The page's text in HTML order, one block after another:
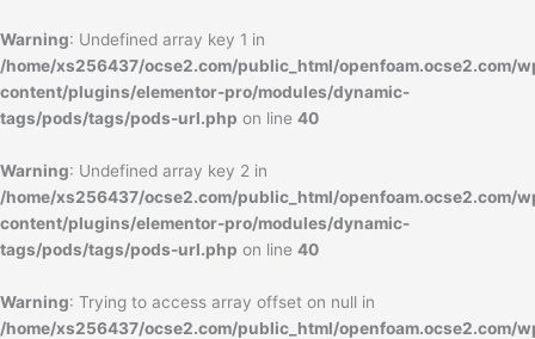
Warning: Undefined array key 1 in
/home/xs256437/ocse2.com/public_html/openfoam.ocse2.com/
content/plugins/elementor-pro/modules/dynamic-
tags/pods/tags/pods-url.php on line 40
Warning: Undefined array key 2 in
/home/xs256437/ocse2.com/public_html/openfoam.ocse2.com/
content/plugins/elementor-pro/modules/dynamic-
tags/pods/tags/pods-url.php on line 40
Warning: Trying to access array offset on null in
/home/xs256437/ocse2.com/public_html/openfoam.ocse2.com/
容
を
ス
キ
プ